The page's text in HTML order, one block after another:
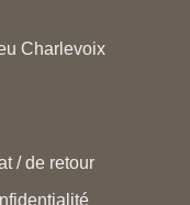
Charlevoix
/ de retour